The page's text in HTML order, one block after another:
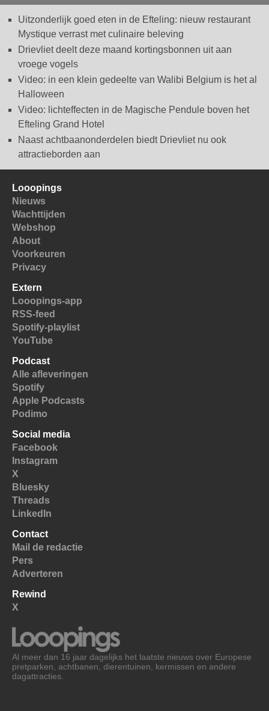
Uitzonderlijk goed eten in de Efteling: nieuw restaurant
Mystique verrast met culinaire beleving
Drievliet deelt deze maand kortingsbonnen uit aan
vroege vogels
Video: in een klein gedeelte van Walibi Belgium is het al
Halloween
Video: lichteffecten in de Magische Pendule boven het
Efteling Grand Hotel
Naast achtbaanonderdelen biedt Drievliet nu ook
attractieborden aan
Looopings
Nieuws
Wachttijden
Webshop
About
Voorkeuren
Privacy
Extern
Looopings-app
RSS-feed
Spotify-playlist
YouTube
Podcast
Alle afleveringen
Spotify
Apple Podcasts
Podimo
Social media
Facebook
Instagram
X
Bluesky
Threads
LinkedIn
Contact
Mail de redactie
Pers
Adverteren
Rewind
X
Al meer dan 16 jaar dagelijks het laatste nieuws over Europese
pretparken, achtbanen, dierentuinen, kermissen en andere
dagattracties.